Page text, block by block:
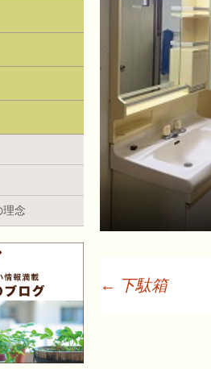
← 下駄箱
念